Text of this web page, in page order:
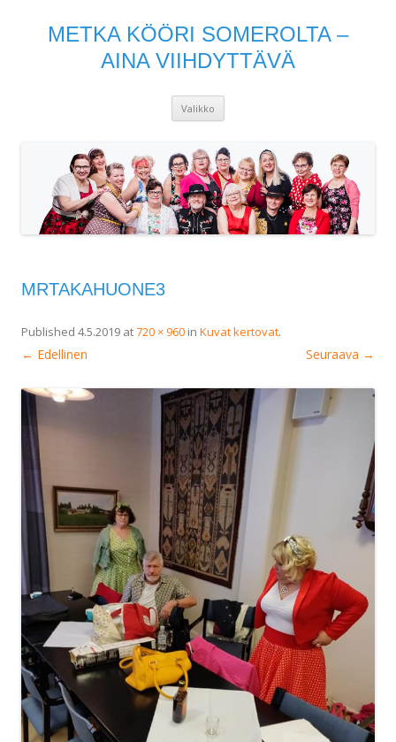
METKA KÖÖRI SOMEROLTA –
AINA VIIHDYTTÄVÄ
Valikko
MRTAKAHUONE3
Published 4.5.2019 at720 × 960 in Kuvat kertovat.
← Edellinen Seuraava →